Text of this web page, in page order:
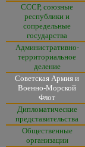
СССР, союзные
республики и
сопредельные
государства
Административно-
территориальное
деление
Советская Армия и
Военно-Морской
Флот
Дипломатические
представительства
Общественные
организации